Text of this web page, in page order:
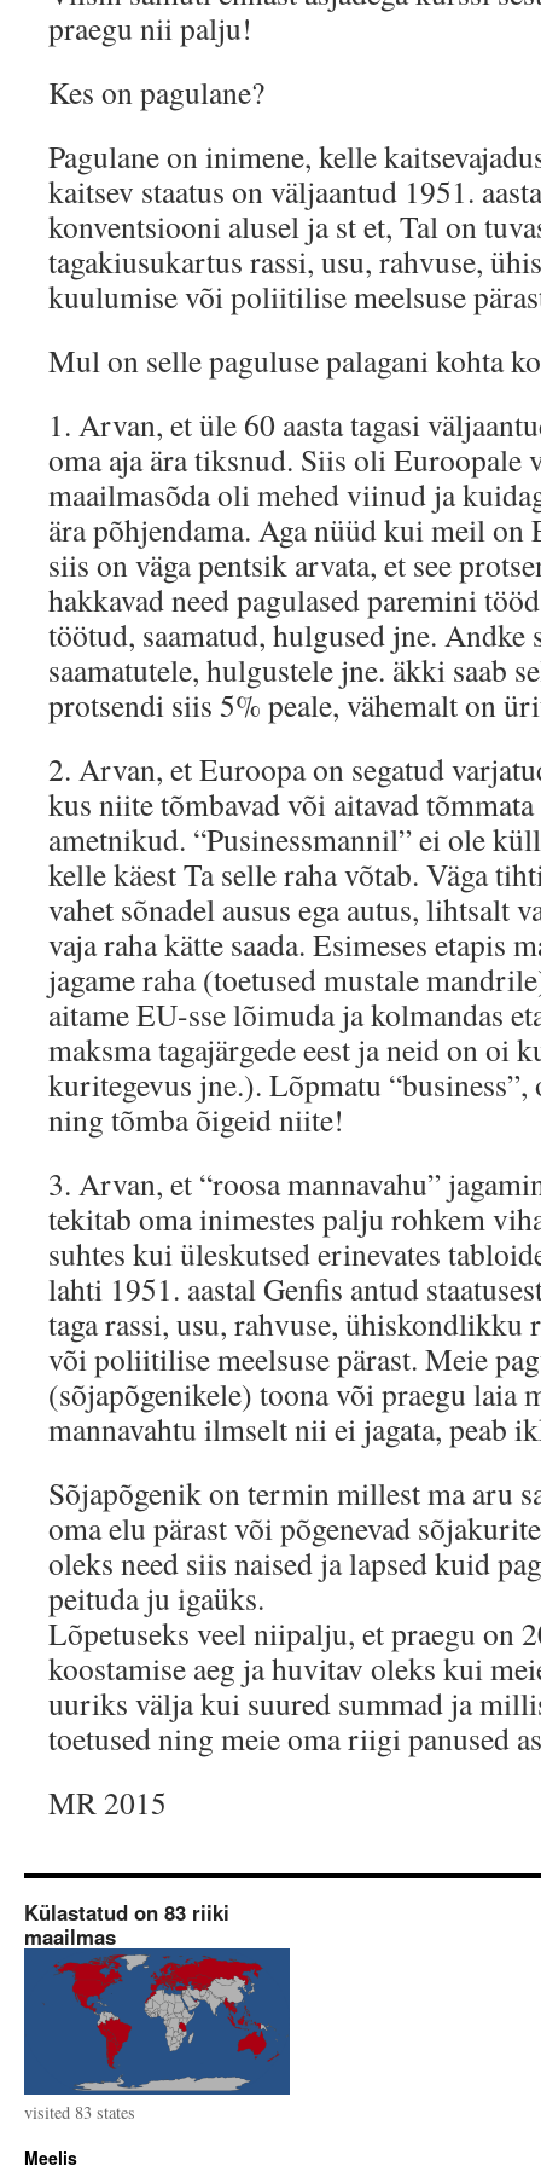
praegu nii palju!
Kes on pagulane?
Pagulane on inimene, kelle
kaitsev staatus on väljaantud 1951.
konventsiooni alusel ja st et, Tal on
tagakiusukartus rassi, usu, rahvuse,
kuulumise või poliitilise meelsuse
Mul on selle paguluse palagani kohta
1. Arvan, et üle 60 aasta tagasi
oma aja ära tiksnud. Siis oli Euroopale
maailmasõda oli mehed viinud ja
ära põhjendama. Aga nüüd kui meil on
siis on väga pentsik arvata, et see
hakkavad need pagulased paremini
töötud, saamatud, hulgused jne. Andke
saamatutele, hulgustele jne. äkki saab
protsendi siis 5% peale, vähemalt on
2. Arvan, et Euroopa on segatud
kus niite tõmbavad või aitavad
ametnikud. “Pusinessmannil” ei ole
kelle käest Ta selle raha võtab. Väga
vahet sõnadel ausus ega autus, lihtsalt
vaja raha kätte saada. Esimeses etapis
jagame raha (toetused mustale
aitame EU-sse lõimuda ja kolmandas
maksma tagajärgede eest ja neid on oi
kuritegevus jne.). Lõpmatu “business”,
ning tõmba õigeid niite!
3. Arvan, et “roosa mannavahu”
tekitab oma inimestes palju rohkem
suhtes kui üleskutsed erinevates
lahti 1951. aastal Genfis antud
taga rassi, usu, rahvuse, ühiskondlikku
või poliitilise meelsuse pärast. Meie
(sõjapõgenikele) toona või praegu laia
mannavahtu ilmselt nii ei jagata, peab
Sõjapõgenik on termin millest ma aru
oma elu pärast või põgenevad
oleks need siis naised ja lapsed kuid
peituda ju igaüks.
Lõpetuseks veel niipalju, et praegu on
koostamise aeg ja huvitav oleks kui
uuriks välja kui suured summad ja
toetused ning meie oma riigi panused
MR 2015
Külastatud on 83 riiki
maailmas
visited 83 states
Meelis